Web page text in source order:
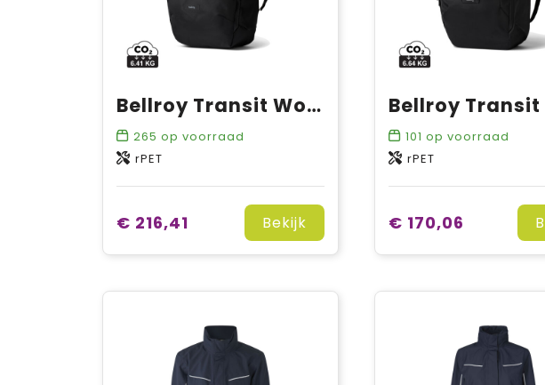
Bellroy Transit Workpack Pro 28L
265 op voorraad
rPET
€ 216,41 Bekijk
101 op voorraad
rPET
€ 170,06